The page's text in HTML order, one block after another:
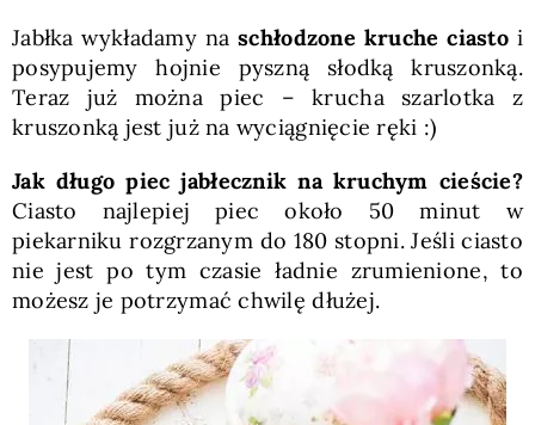
Jabłka wykładamy naschłodzone kruche ciastoi
posypujemy hojnie pyszną słodką kruszonką.
Teraz już można piec – krucha szarlotka z
kruszonką jest już na wyciągnięcie ręki :)
Jak długo piec jabłecznik na kruchym cieście?
Ciasto najlepiej piec około 50 minut w
piekarniku rozgrzanym do 180 stopni. Jeśli ciasto
nie jest po tym czasie ładnie zrumienione, to
możesz je potrzymać chwilę dłużej.